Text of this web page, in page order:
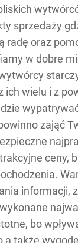
sprzedaży
radę oraz
w dobre
ich wielu i z
zająć
ceny,
informacji,
bo
a także